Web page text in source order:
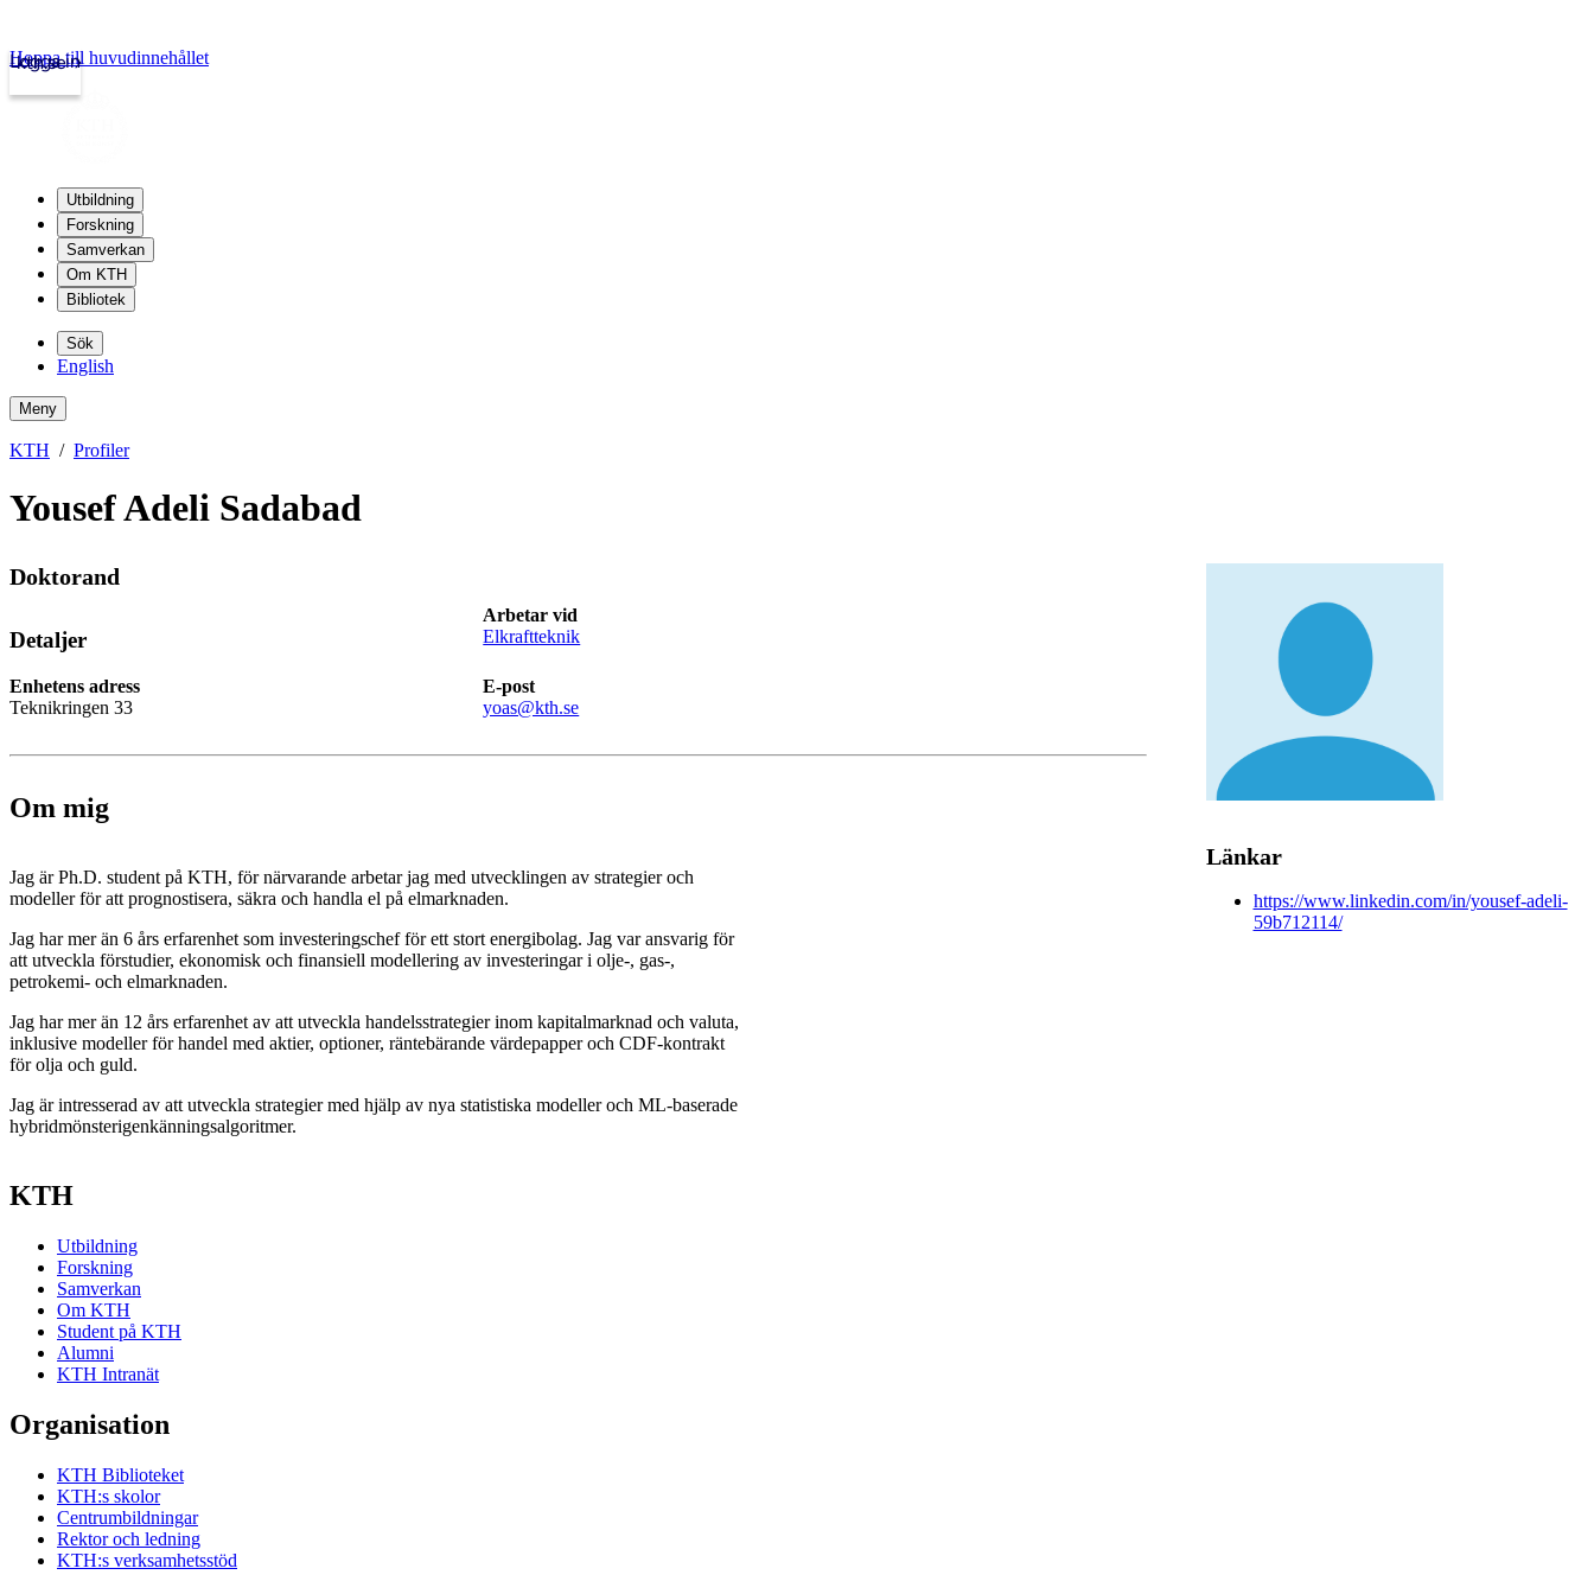
kth.se
Logga in
Hoppa till huvudinnehållet
Utbildning
Forskning
Samverkan
Om KTH
Bibliotek
Sök
English
Meny
KTH Profiler
Yousef Adeli Sadabad
Doktorand
Detaljer
Arbetar vid
Elkraftteknik
Enhetens adress
Teknikringen 33
E-post
yoas@kth.se
Om mig
Jag är Ph.D. student på KTH, för närvarande arbetar jag med utvecklingen av strategier och
modeller för att prognostisera, säkra och handla el på elmarknaden.
Jag har mer än 6 års erfarenhet som investeringschef för ett stort energibolag. Jag var ansvarig för
att utveckla förstudier, ekonomisk och finansiell modellering av investeringar i olje-, gas-,
petrokemi- och elmarknaden.
Jag har mer än 12 års erfarenhet av att utveckla handelsstrategier inom kapitalmarknad och valuta,
inklusive modeller för handel med aktier, optioner, räntebärande värdepapper och CDF-kontrakt
för olja och guld.
Jag är intresserad av att utveckla strategier med hjälp av nya statistiska modeller och ML-baserade
hybridmönsterigenkänningsalgoritmer.
Länkar
https://www.linkedin.com/in/yousef-adeli-
59b712114/
KTH
Utbildning
Forskning
Samverkan
Om KTH
Student på KTH
Alumni
KTH Intranät
Organisation
KTH Biblioteket
KTH:s skolor
Centrumbildningar
Rektor och ledning
KTH:s verksamhetsstöd